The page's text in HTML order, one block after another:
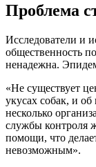
Проблема
Исследователи и
общественность
ненадежна.
«Не существует
укусах собак, и
несколько
службы контроля
помощи, что
невозможным».